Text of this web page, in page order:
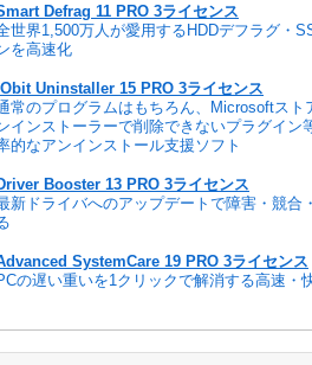
Defrag 11 PRO 3ライセンス
世界1,500万人が愛用するHDDデフラグ・
を高速化
Uninstaller 15 PRO 3ライセンス
常のプログラムはもちろん、Microsoftス
インストーラーで削除できないプラグイ
的なアンインストール支援ソフト
Booster 13 PRO 3ライセンス
新ドライバへのアップデートで障害・競
SystemCare 19 PRO 3ライセンス
の遅い重いを1クリックで解消する高速・